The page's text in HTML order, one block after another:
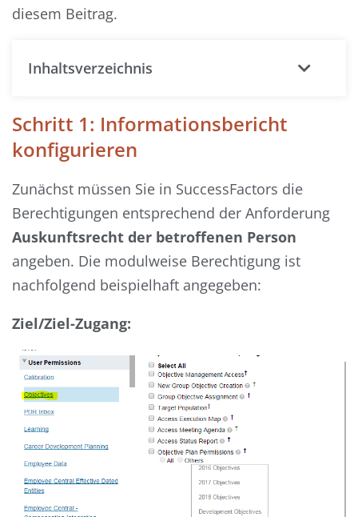
diesem Beitrag.
Inhaltsverzeichnis
Schritt 1: Informationsbericht
konfigurieren
Zunächst müssen Sie in SuccessFactors die
Berechtigungen entsprechend der Anforderung
Auskunftsrecht der betroffenen Person
angeben. Die modulweise Berechtigung ist
nachfolgend beispielhaft angegeben:
Ziel/Ziel-Zugang: